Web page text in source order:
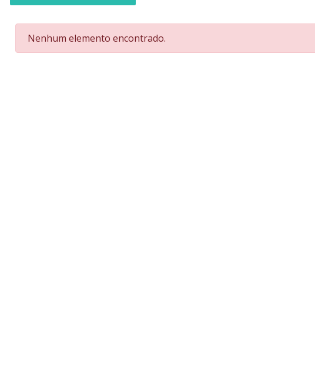
Nenhum elemento encontrado.